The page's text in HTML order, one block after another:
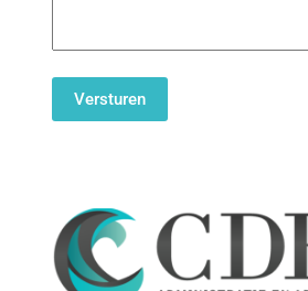
Bel ons
010 307 2338